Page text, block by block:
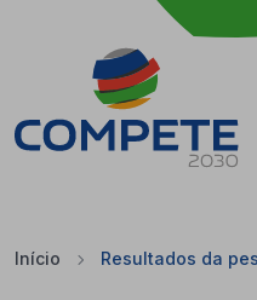
Saltar para o conteúdo
Início Resultados da